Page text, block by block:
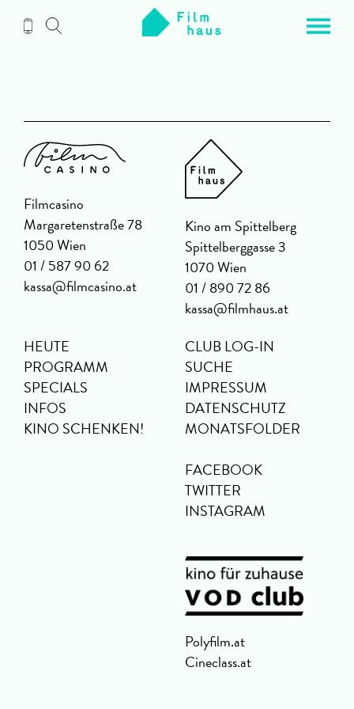
Inhalt
Filmcasino
Margaretenstraße 78
1050 Wien
01 / 587 90 62
kassa@filmcasino.at
Kino am Spittelberg
Spittelberggasse 3
1070 Wien
01 / 890 72 86
kassa@filmhaus.at
HEUTE
PROGRAMM
SPECIALS
INFOS
KINO SCHENKEN!
CLUB LOG-IN
SUCHE
IMPRESSUM
DATENSCHUTZ
MONATSFOLDER
FACEBOOK
TWITTER
INSTAGRAM
Polyfilm.at
Cineclass.at